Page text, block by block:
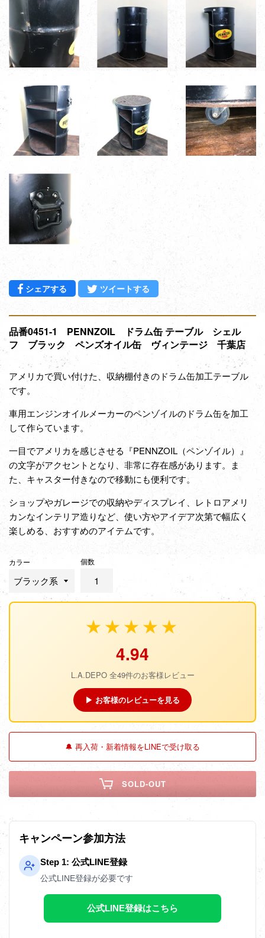
シェアする Facebookでシェアする
ツイートする Twitterに投稿する
品番0451-1 PENNZOIL ドラム缶 テーブル シェル
フ ブラック ペンズオイル缶 ヴィンテージ 千葉店
アメリカで買い付けた、収納棚付きのドラム缶加工テーブル
です。
車用エンジンオイルメーカーのペンゾイルのドラム缶を加工
して作らています。
一目でアメリカを感じさせる『PENNZOIL（ペンゾイル）』
の文字がアクセントとなり、非常に存在感があります。ま
た、キャスター付きなので移動にも便利です。
ショップやガレージでの収納やディスプレイ、レトロアメリ
カンなインテリア造りなど、使い方やアイデア次第で幅広く
楽しめる、おすすめのアイテムです。
カラー 個数
★★★★★
4.94
L.A.DEPO 全49件のお客様レビュー
▶ お客様のレビューを見る
🔔 再入荷・新着情報をLINEで受け取る
SOLD-OUT
キャンペーン参加方法
Step 1: 公式LINE登録
公式LINE登録が必要です
公式LINE登録はこちら